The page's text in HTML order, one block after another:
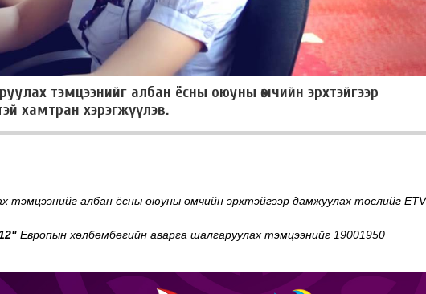
тэмцээнийг албан ёсны оюуны өмчийн эрхтэйгээр
хамтран хэрэгжүүлэв.
тэмцээнийг албан ёсны оюуны өмчийн эрхтэйгээр дамжуулах төслийг ETV
Европын хөлбөмбөгийн аварга шалгаруулах тэмцээнийг 19001950